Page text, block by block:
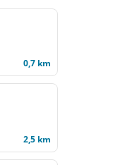
0,7 km
2,5 km